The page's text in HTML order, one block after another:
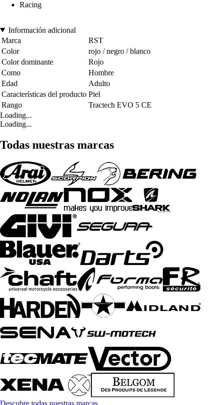
Racing
Información adicional
Marca
RST
Color
rojo / negro / blanco
Color dominante
Rojo
Como
Hombre
Edad
Adulto
Características del producto Piel
Rango
Tractech EVO 5 CE
Loading...
Loading...
Todas nuestras marcas
Descubre todas nuestras marcas